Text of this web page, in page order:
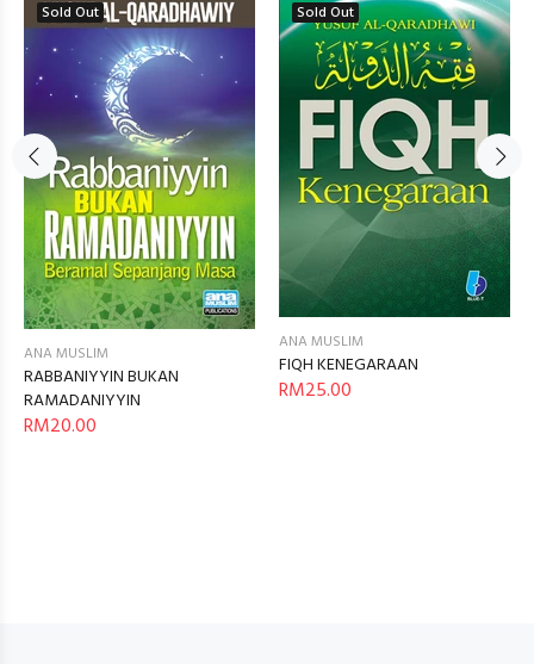
Sold Out
ANA MUSLIM
RABBANIYYIN BUKAN
RAMADANIYYIN
RM20.00
Sold Out
ANA MUSLIM
FIQH KENEGARAAN
RM25.00